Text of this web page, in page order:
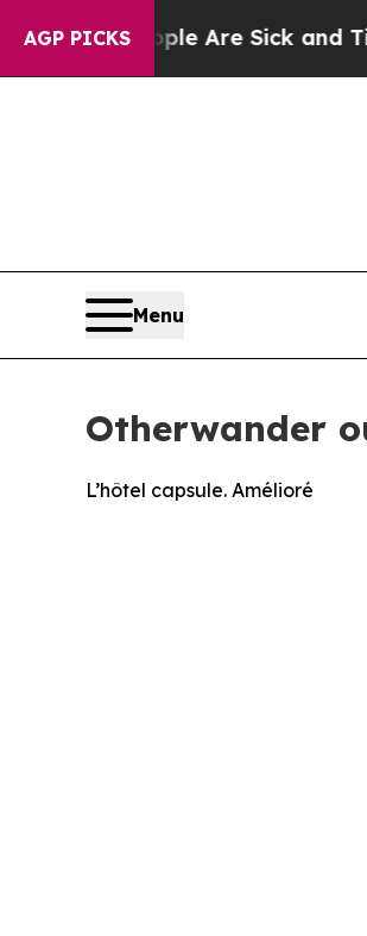
AGP PICKS
Are Sick and Tired of This
Menu
Otherwander
L’hôtel capsule. Amélioré